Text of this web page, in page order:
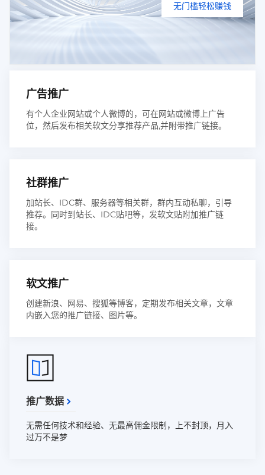
无门槛轻松赚钱
广告推广
有个人企业网站或个人微博的，可在网站或微博上广告
位，然后发布相关软文分享推荐产品,并附带推广链接。
社群推广
加站长、IDC群、服务器等相关群，群内互动私聊，引导
推荐。同时到站长、IDC贴吧等，发软文贴附加推广链
接。
软文推广
创建新浪、网易、搜狐等博客，定期发布相关文章，文章
内嵌入您的推广链接、图片等。
推广数据
无需任何技术和经验、无最高佣金限制，上不封顶，月入
过万不是梦